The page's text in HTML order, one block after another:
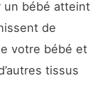
un bébé atteint
de
votre bébé et
tissus